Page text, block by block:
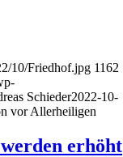
10/Friedhof.jpg 1162
Schieder2022-10-
vor Allerheiligen
erhöht